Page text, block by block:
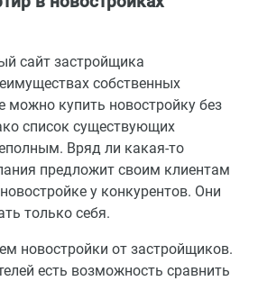
сайт застройщика
собственных
можно купить новостройку без
список существующих
Вряд ли какая-то
предложит своим клиентам
у конкурентов. Они
только себя.
новостройки от застройщиков.
есть возможность сравнить